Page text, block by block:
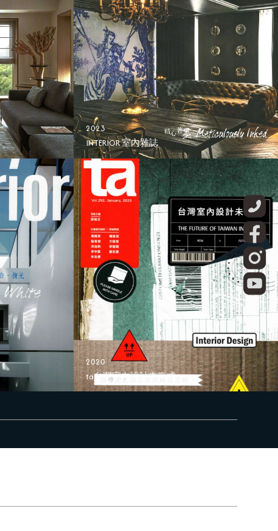
2023
INTERIOR 室內雜誌
2020
ta台灣室內設計未來式